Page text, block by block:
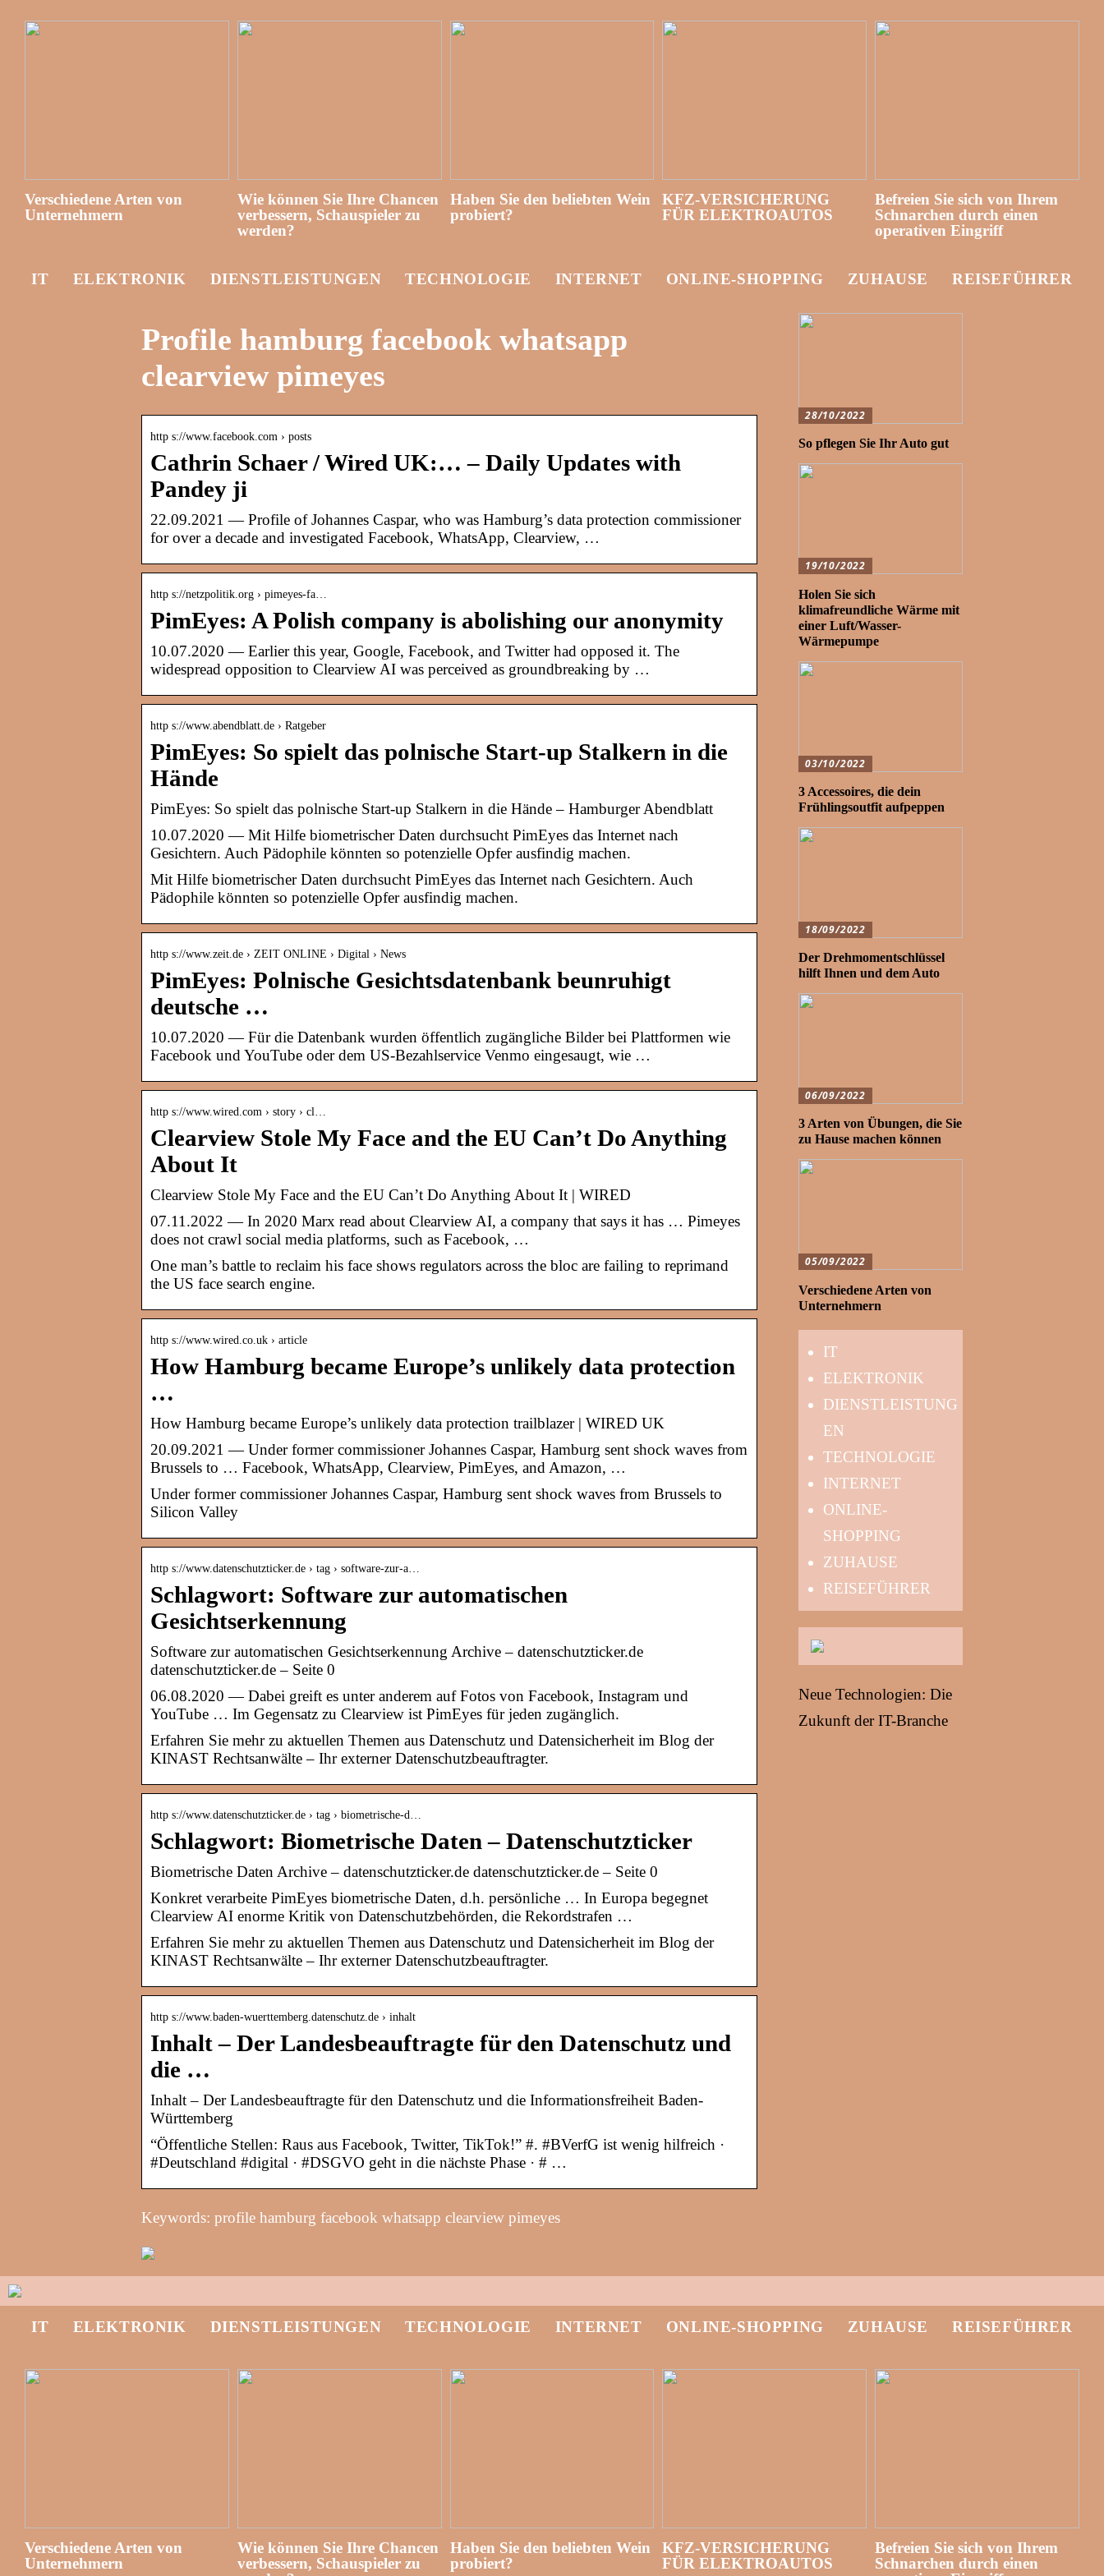
Verschiedene Arten von
Unternehmern
Wie können Sie Ihre Chancen
verbessern, Schauspieler zu
werden?
Haben Sie den beliebten Wein
probiert?
KFZ-VERSICHERUNG
FÜR ELEKTROAUTOS
Befreien Sie sich von Ihrem
Schnarchen durch einen
operativen Eingriff
IT ELEKTRONIK DIENSTLEISTUNGEN TECHNOLOGIE INTERNET ONLINE-SHOPPING ZUHAUSE REISEFÜHRER
Profile hamburg facebook whatsapp
clearview pimeyes
http s://www.facebook.com › posts
Cathrin Schaer / Wired UK:… – Daily Updates with
Pandey ji
22.09.2021 — Profile of Johannes Caspar, who was Hamburg’s data protection commissioner
for over a decade and investigated Facebook, WhatsApp, Clearview, …
http s://netzpolitik.org › pimeyes-fa…
PimEyes: A Polish company is abolishing our anonymity
10.07.2020 — Earlier this year, Google, Facebook, and Twitter had opposed it. The
widespread opposition to Clearview AI was perceived as groundbreaking by …
http s://www.abendblatt.de › Ratgeber
PimEyes: So spielt das polnische Start-up Stalkern in die
Hände
PimEyes: So spielt das polnische Start-up Stalkern in die Hände – Hamburger Abendblatt
10.07.2020 — Mit Hilfe biometrischer Daten durchsucht PimEyes das Internet nach
Gesichtern. Auch Pädophile könnten so potenzielle Opfer ausfindig machen.
Mit Hilfe biometrischer Daten durchsucht PimEyes das Internet nach Gesichtern. Auch
Pädophile könnten so potenzielle Opfer ausfindig machen.
http s://www.zeit.de › ZEIT ONLINE › Digital › News
PimEyes: Polnische Gesichtsdatenbank beunruhigt
deutsche …
10.07.2020 — Für die Datenbank wurden öffentlich zugängliche Bilder bei Plattformen wie
Facebook und YouTube oder dem US-Bezahlservice Venmo eingesaugt, wie …
http s://www.wired.com › story › cl…
Clearview Stole My Face and the EU Can’t Do Anything
About It
Clearview Stole My Face and the EU Can’t Do Anything About It | WIRED
07.11.2022 — In 2020 Marx read about Clearview AI, a company that says it has … Pimeyes
does not crawl social media platforms, such as Facebook, …
One man’s battle to reclaim his face shows regulators across the bloc are failing to reprimand
the US face search engine.
http s://www.wired.co.uk › article
How Hamburg became Europe’s unlikely data protection
…
How Hamburg became Europe’s unlikely data protection trailblazer | WIRED UK
20.09.2021 — Under former commissioner Johannes Caspar, Hamburg sent shock waves from
Brussels to … Facebook, WhatsApp, Clearview, PimEyes, and Amazon, …
Under former commissioner Johannes Caspar, Hamburg sent shock waves from Brussels to
Silicon Valley
http s://www.datenschutzticker.de › tag › software-zur-a…
Schlagwort: Software zur automatischen
Gesichtserkennung
Software zur automatischen Gesichtserkennung Archive – datenschutzticker.de
datenschutzticker.de – Seite 0
06.08.2020 — Dabei greift es unter anderem auf Fotos von Facebook, Instagram und
YouTube … Im Gegensatz zu Clearview ist PimEyes für jeden zugänglich.
Erfahren Sie mehr zu aktuellen Themen aus Datenschutz und Datensicherheit im Blog der
KINAST Rechtsanwälte – Ihr externer Datenschutzbeauftragter.
http s://www.datenschutzticker.de › tag › biometrische-d…
Schlagwort: Biometrische Daten – Datenschutzticker
Biometrische Daten Archive – datenschutzticker.de datenschutzticker.de – Seite 0
Konkret verarbeite PimEyes biometrische Daten, d.h. persönliche … In Europa begegnet
Clearview AI enorme Kritik von Datenschutzbehörden, die Rekordstrafen …
Erfahren Sie mehr zu aktuellen Themen aus Datenschutz und Datensicherheit im Blog der
KINAST Rechtsanwälte – Ihr externer Datenschutzbeauftragter.
http s://www.baden-wuerttemberg.datenschutz.de › inhalt
Inhalt – Der Landesbeauftragte für den Datenschutz und
die …
Inhalt – Der Landesbeauftragte für den Datenschutz und die Informationsfreiheit Baden-
Württemberg
“Öffentliche Stellen: Raus aus Facebook, Twitter, TikTok!” #. #BVerfG ist wenig hilfreich ·
#Deutschland #digital · #DSGVO geht in die nächste Phase · # …
Keywords: profile hamburg facebook whatsapp clearview pimeyes
28/10/2022
So pflegen Sie Ihr Auto gut
19/10/2022
Holen Sie sich
klimafreundliche Wärme mit
einer Luft/Wasser-
Wärmepumpe
03/10/2022
3 Accessoires, die dein
Frühlingsoutfit aufpeppen
18/09/2022
Der Drehmomentschlüssel
hilft Ihnen und dem Auto
06/09/2022
3 Arten von Übungen, die Sie
zu Hause machen können
05/09/2022
Verschiedene Arten von
Unternehmern
IT
ELEKTRONIK
DIENSTLEISTUNG
EN
TECHNOLOGIE
INTERNET
ONLINE-
SHOPPING
ZUHAUSE
REISEFÜHRER
Neue Technologien: Die
Zukunft der IT-Branche
IT ELEKTRONIK DIENSTLEISTUNGEN TECHNOLOGIE INTERNET ONLINE-SHOPPING ZUHAUSE REISEFÜHRER
Verschiedene Arten von
Unternehmern
Wie können Sie Ihre Chancen
verbessern, Schauspieler zu
Haben Sie den beliebten Wein
probiert?
KFZ-VERSICHERUNG
FÜR ELEKTROAUTOS
Befreien Sie sich von Ihrem
Schnarchen durch einen